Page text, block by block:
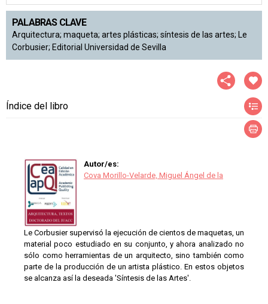
PALABRAS CLAVE
Arquitectura; maqueta; artes plásticas; síntesis de las artes; Le
Corbusier; Editorial Universidad de Sevilla
Índice del libro
Autor/es:
Cova Morillo-Velarde, Miguel Ángel de la
Le Corbusier supervisó la ejecución de cientos de maquetas, un
material poco estudiado en su conjunto, y ahora analizado no
sólo como herramientas de un arquitecto, sino también como
parte de la producción de un artista plástico. En estos objetos
se alcanza así la deseada 'Síntesis de las Artes'.